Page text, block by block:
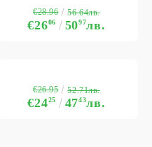
€2606 5097лв.
€28.96 56.64лв.
€2425 4743лв.
€26.95 52.71лв.